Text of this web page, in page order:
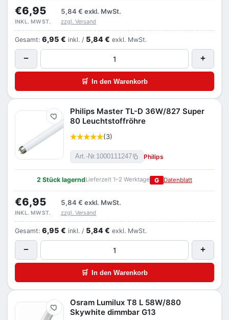
€6,95 5,84 € exkl. MwSt.
INKL. MWST. zzgl. Versand
Gesamt: 6,95 € inkl. / 5,84 € exkl. MwSt.
− +
🛒 In den Warenkorb
Merken
Philips Master TL-D 36W/827 Super
80 Leuchtstoffröhre
(3)
Art.-Nr.1000111247 Philips
2 Stück lagerndLieferzeit 1–2 Werktage G Datenblatt
€6,95 5,84 € exkl. MwSt.
INKL. MWST. zzgl. Versand
Gesamt: 6,95 € inkl. / 5,84 € exkl. MwSt.
− +
🛒 In den Warenkorb
Merken
Osram Lumilux T8 L 58W/880
Skywhite dimmbar G13